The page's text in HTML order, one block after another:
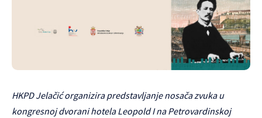
HKPD Jelačić organizira predstavljanje nosača zvuka u
kongresnoj dvorani hotela Leopold I na Petrovardinskoj